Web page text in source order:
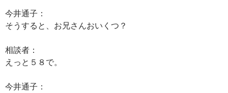
今井通子：
そうすると、お兄さんおいくつ？
相談者：
えっと５８で。
今井通子：